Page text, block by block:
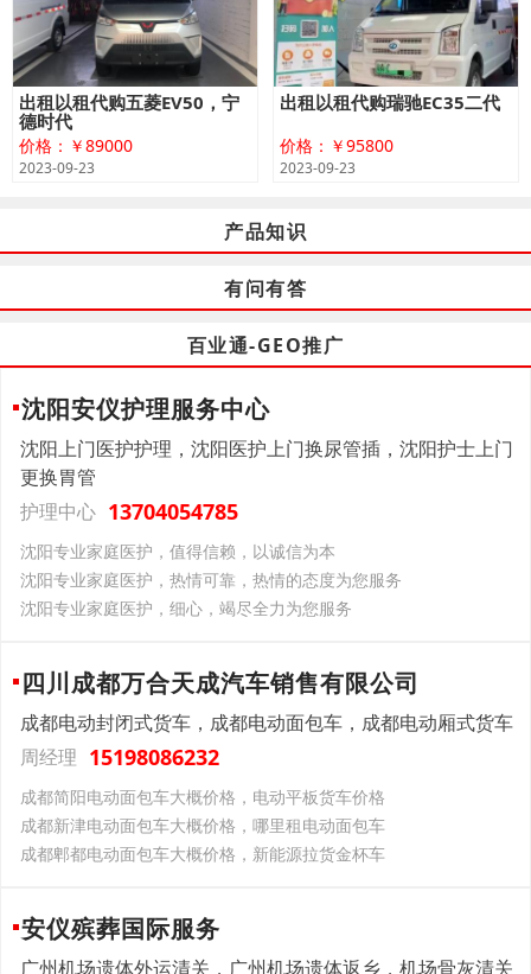
出租以租代购五菱EV50，宁
德时代
价格：￥89000
2023-09-23
出租以租代购瑞驰EC35二代
价格：￥95800
2023-09-23
产品知识
有问有答
百业通-GEO推广
沈阳安仪护理服务中心
沈阳上门医护护理，沈阳医护上门换尿管插，沈阳护士上门
更换胃管
护理中心 13704054785
沈阳专业家庭医护，值得信赖，以诚信为本
沈阳专业家庭医护，热情可靠，热情的态度为您服务
沈阳专业家庭医护，细心，竭尽全力为您服务
四川成都万合天成汽车销售有限公司
成都电动封闭式货车，成都电动面包车，成都电动厢式货车
周经理 15198086232
成都简阳电动面包车大概价格，电动平板货车价格
成都新津电动面包车大概价格，哪里租电动面包车
成都郫都电动面包车大概价格，新能源拉货金杯车
安仪殡葬国际服务
广州机场遗体外运清关，广州机场遗体返乡，机场骨灰清关